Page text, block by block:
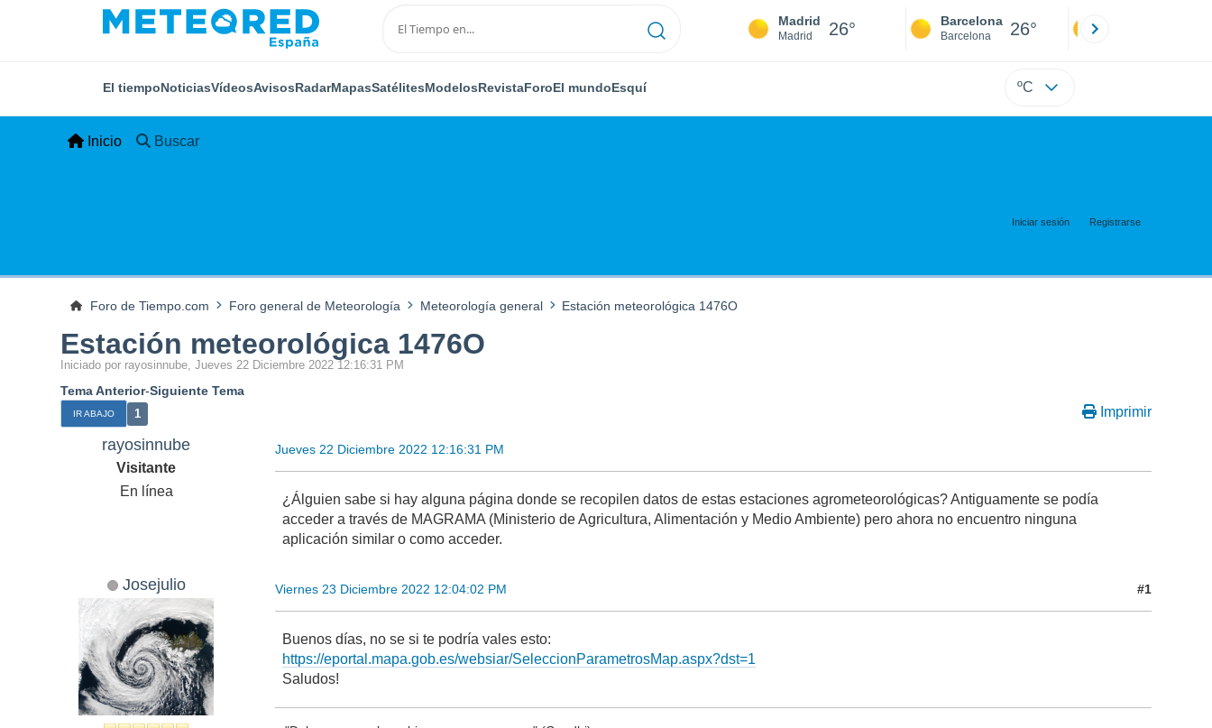
Madrid
Madrid 26° Barcelona
Barcelona 26°
El tiempoNoticiasVídeosAvisosRadarMapasSatélitesModelosRevistaForoEl mundoEsquí ºC
Inicio Buscar
Iniciar sesión Registrarse
Foro de Tiempo.com Foro general de Meteorología Meteorología general Estación meteorológica 1476O
Estación meteorológica 1476O
Iniciado por rayosinnube, Jueves 22 Diciembre 2022 12:16:31 PM
Tema Anterior-Siguiente Tema
IR ABAJO 1 Imprimir
rayosinnube
Visitante
En línea
Jueves 22 Diciembre 2022 12:16:31 PM
¿Álguien sabe si hay alguna página donde se recopilen datos de estas estaciones agrometeorológicas? Antiguamente se podía
acceder a través de MAGRAMA (Ministerio de Agricultura, Alimentación y Medio Ambiente) pero ahora no encuentro ninguna
aplicación similar o como acceder.
Josejulio Viernes 23 Diciembre 2022 12:04:02 PM #1
Buenos días, no se si te podría vales esto:
https://eportal.mapa.gob.es/websiar/SeleccionParametrosMap.aspx?dst=1
Saludos!